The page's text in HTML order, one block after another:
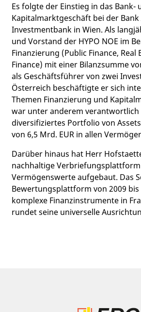
Es folgte der Einstieg in das Bank-
Kapitalmarktgeschäft bei der Bank
Investmentbank in Wien. Als
und Vorstand der HYPO NOE im
Finanzierung (Public Finance, Real
Finance) mit einer Bilanzsumme
als Geschäftsführer von zwei
Österreich beschäftigte er sich
Themen Finanzierung und
war unter anderem verantwortlich
diversifiziertes Portfolio von
von 6,5 Mrd. EUR in allen
Darüber hinaus hat Herr
nachhaltige
Vermögenswerte aufgebaut. Das
Bewertungsplattform von 2009 bis
komplexe Finanzinstrumente in
rundet seine universelle